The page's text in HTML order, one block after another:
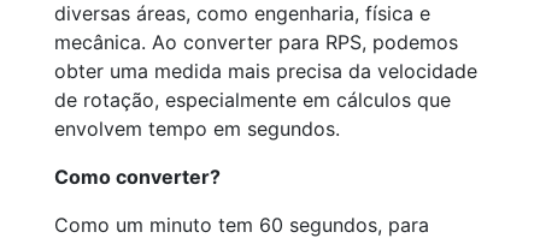
diversas áreas, como engenharia, física e
mecânica. Ao converter para RPS, podemos
obter uma medida mais precisa da velocidade
de rotação, especialmente em cálculos que
envolvem tempo em segundos.
Como converter?
Como um minuto tem 60 segundos, para